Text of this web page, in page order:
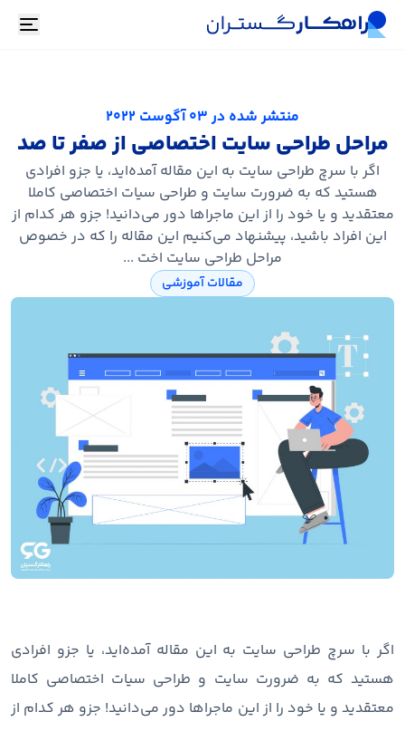
منتشر شده در03 آگوست 2022
مراحل طراحی سایت اختصاصی از صفر تا صد
اگر با سرچ طراحی سایت به این مقاله آمده‌اید، یا جزو افرادی
هستید که به ضرورت سایت و طراحی سیات اختصاصی کاملا
معتقدید و یا خود را از این ماجراها دور می‌دانید! جزو هر کدام از
این افراد باشید، پیشنهاد می‌کنیم این مقاله را که در خصوص
مراحل طراحی سایت اخت ...
مقالات آموزشی
اگر با سرچ طراحی سایت به این مقاله آمده‌اید، یا جزو افرادی
هستید که به ضرورت سایت و طراحی سیات اختصاصی کاملا
معتقدید و یا خود را از این ماجراها دور می‌دانید! جزو هر کدام از